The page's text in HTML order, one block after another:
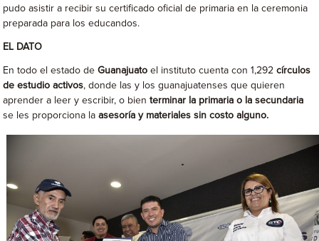
pudo asistir a recibir su certificado oficial de primaria en la ceremonia
preparada para los educandos.
EL DATO
En todo el estado deGuanajuato el instituto cuenta con 1,292círculos
de estudio activos, donde las y los guanajuatenses que quieren
aprender a leer y escribir, o bienterminar la primaria o la secundaria
se les proporciona laasesoría y materiales sin costo alguno.